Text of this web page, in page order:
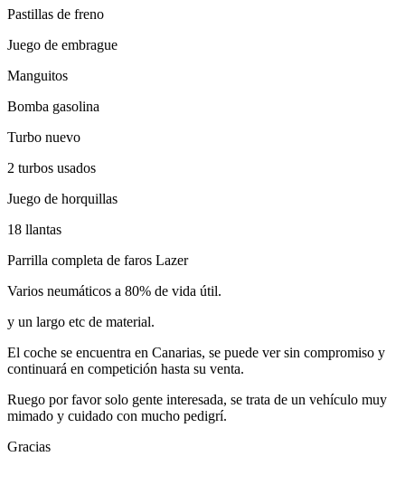
Juego de embrague
Manguitos
Bomba gasolina
Turbo nuevo
2 turbos usados
Juego de horquillas
18 llantas
Parrilla completa de faros Lazer
Varios neumáticos a 80% de vida útil.
y un largo etc de material.
El coche se encuentra en Canarias, se puede ver sin compromiso y
continuará en competición hasta su venta.
Ruego por favor solo gente interesada, se trata de un vehículo muy
mimado y cuidado con mucho pedigrí.
Gracias